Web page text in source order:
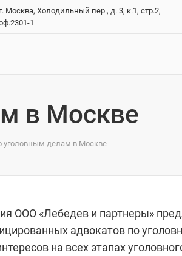
г. Москва, Холодильный пер., д. 3, к.1, стр.2,
1
в Москве
уголовным делам в Москве
ООО «Лебедев и партнеры»
адвокатов по
на всех этапах